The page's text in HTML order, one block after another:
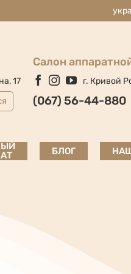
17
Cалон
Facebook
Instagram
YouTube
г. Кривой
(067) 56-44-880
БЛОГ